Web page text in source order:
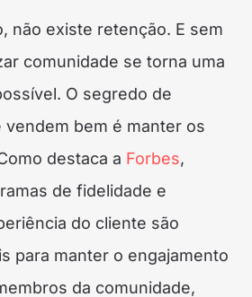
não existe retenção. E sem
comunidade se torna uma
O segredo de
vendem bem é manter os
destaca a Forbes,
de fidelidade e
do cliente são
para manter o engajamento
da comunidade,